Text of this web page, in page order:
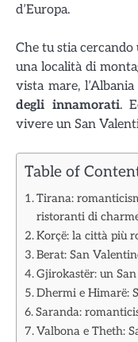
d’Europa.
Che tu stia
una località di
vista mare,
degli innamorati.
vivere un San
Table of
Tirana:
ristoranti di
Korçë: la città più
Berat: San
Gjirokastër: un
Dhermi e Himarë:
Saranda:
Valbona e Theth: